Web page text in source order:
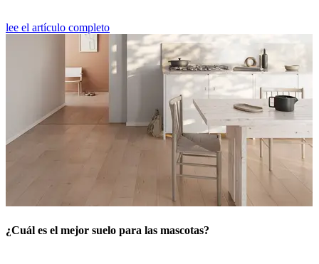
lee el artículo completo
¿Cuál es el mejor suelo para las mascotas?